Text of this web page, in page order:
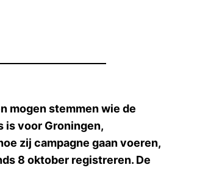
mogen stemmen wie de
is voor Groningen,
zij campagne gaan voeren,
8 oktober registreren. De